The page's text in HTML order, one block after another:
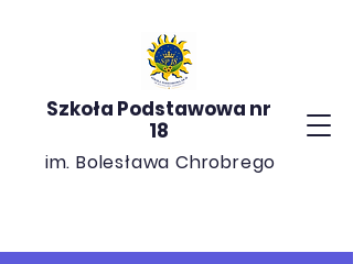
Szkoła Podstawowa nr
18
im. Bolesława Chrobrego